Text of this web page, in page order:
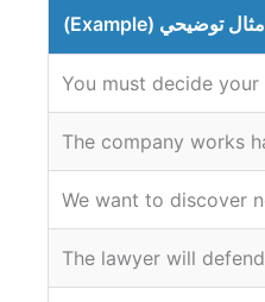
مثال توضيحي (Example)